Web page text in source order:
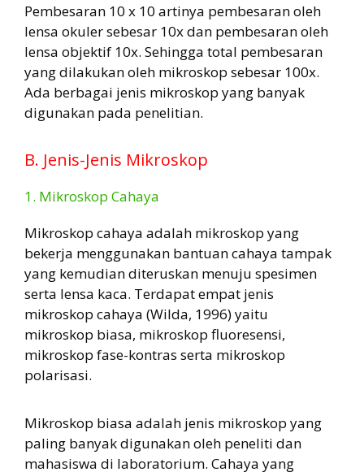
Pembesaran 10 x 10 artinya pembesaran oleh
lensa okuler sebesar 10x dan pembesaran oleh
lensa objektif 10x. Sehingga total pembesaran
yang dilakukan oleh mikroskop sebesar 100x.
Ada berbagai jenis mikroskop yang banyak
digunakan pada penelitian.
B. Jenis-Jenis Mikroskop
1. Mikroskop Cahaya
Mikroskop cahaya adalah mikroskop yang
bekerja menggunakan bantuan cahaya tampak
yang kemudian diteruskan menuju spesimen
serta lensa kaca. Terdapat empat jenis
mikroskop cahaya (Wilda, 1996) yaitu
mikroskop biasa, mikroskop fluoresensi,
mikroskop fase-kontras serta mikroskop
polarisasi.
Mikroskop biasa adalah jenis mikroskop yang
paling banyak digunakan oleh peneliti dan
mahasiswa di laboratorium. Cahaya yang